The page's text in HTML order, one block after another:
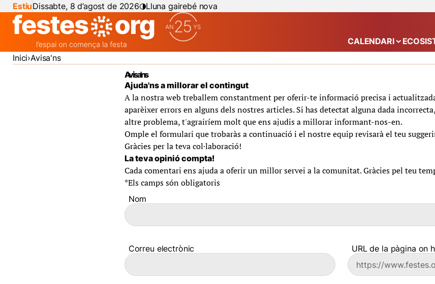
EstiuDissabte, 8 d’agost de 2026 Lluna gairebé nova
CALENDARI Mostra el
Inici Avisa'ns
Avisa'ns
Ajuda'ns a millorar el contingut
A la nostra web treballem constantment per oferir-te informació precisa i
aparèixer errors en alguns dels nostres articles. Si has detectat alguna dada
altre problema, t'agrairíem molt que ens ajudis a millorar informant-nos-en.
Omple el formulari que trobaràs a continuació i el nostre equip revisarà el teu
Gràcies per la teva col·laboració!
La teva opinió compta!
Cada comentari ens ajuda a oferir un millor servei a la comunitat. Gràcies pel teu
*Els camps són obligatoris
Nom
Correu electrònic URL de la pàgina on